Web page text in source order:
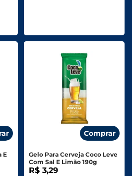
E
Comprar
Gelo Para Cerveja Coco Leve
Com Sal E Limão 190g
R$ 3,29